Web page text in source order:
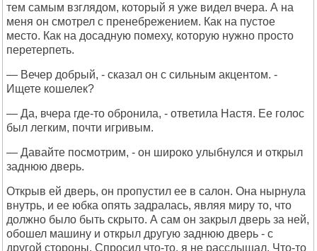
тем самым взглядом, который я уже видел вчера. А на
меня он смотрел с пренебрежением. Как на пустое
место. Как на досадную помеху, которую нужно просто
перетерпеть.
— Вечер добрый, - сказал он с сильным акцентом. -
Ищете кошелек?
— Да, вчера где-то обронила, - ответила Настя. Ее голос
был легким, почти игривым.
— Давайте посмотрим, - он широко улыбнулся и открыл
заднюю дверь.
Открыв ей дверь, он пропустил ее в салон. Она нырнула
внутрь, и ее юбка опять задралась, являя миру то, что
должно было быть скрыто. А сам он закрыл дверь за ней,
обошел машину и открыл другую заднюю дверь - с
другой стороны. Спросил что-то, я не расслышал. Что-то